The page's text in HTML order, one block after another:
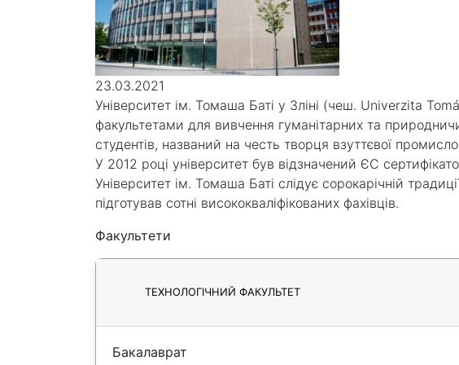
23.03.2021
Університет ім. Томаша Баті у Зліні (чеш. Univerzita
факультетами для вивчення гуманітарних та
студентів, названий на честь творця взуттєвої
У 2012 році університет був відзначений ЄС
Університет ім. Томаша Баті слідує сорокарічній
підготував сотні висококваліфікованих фахівців.
Факультети
ТЕХНОЛОГІЧНИЙ ФАКУЛЬТЕТ
Бакалаврат